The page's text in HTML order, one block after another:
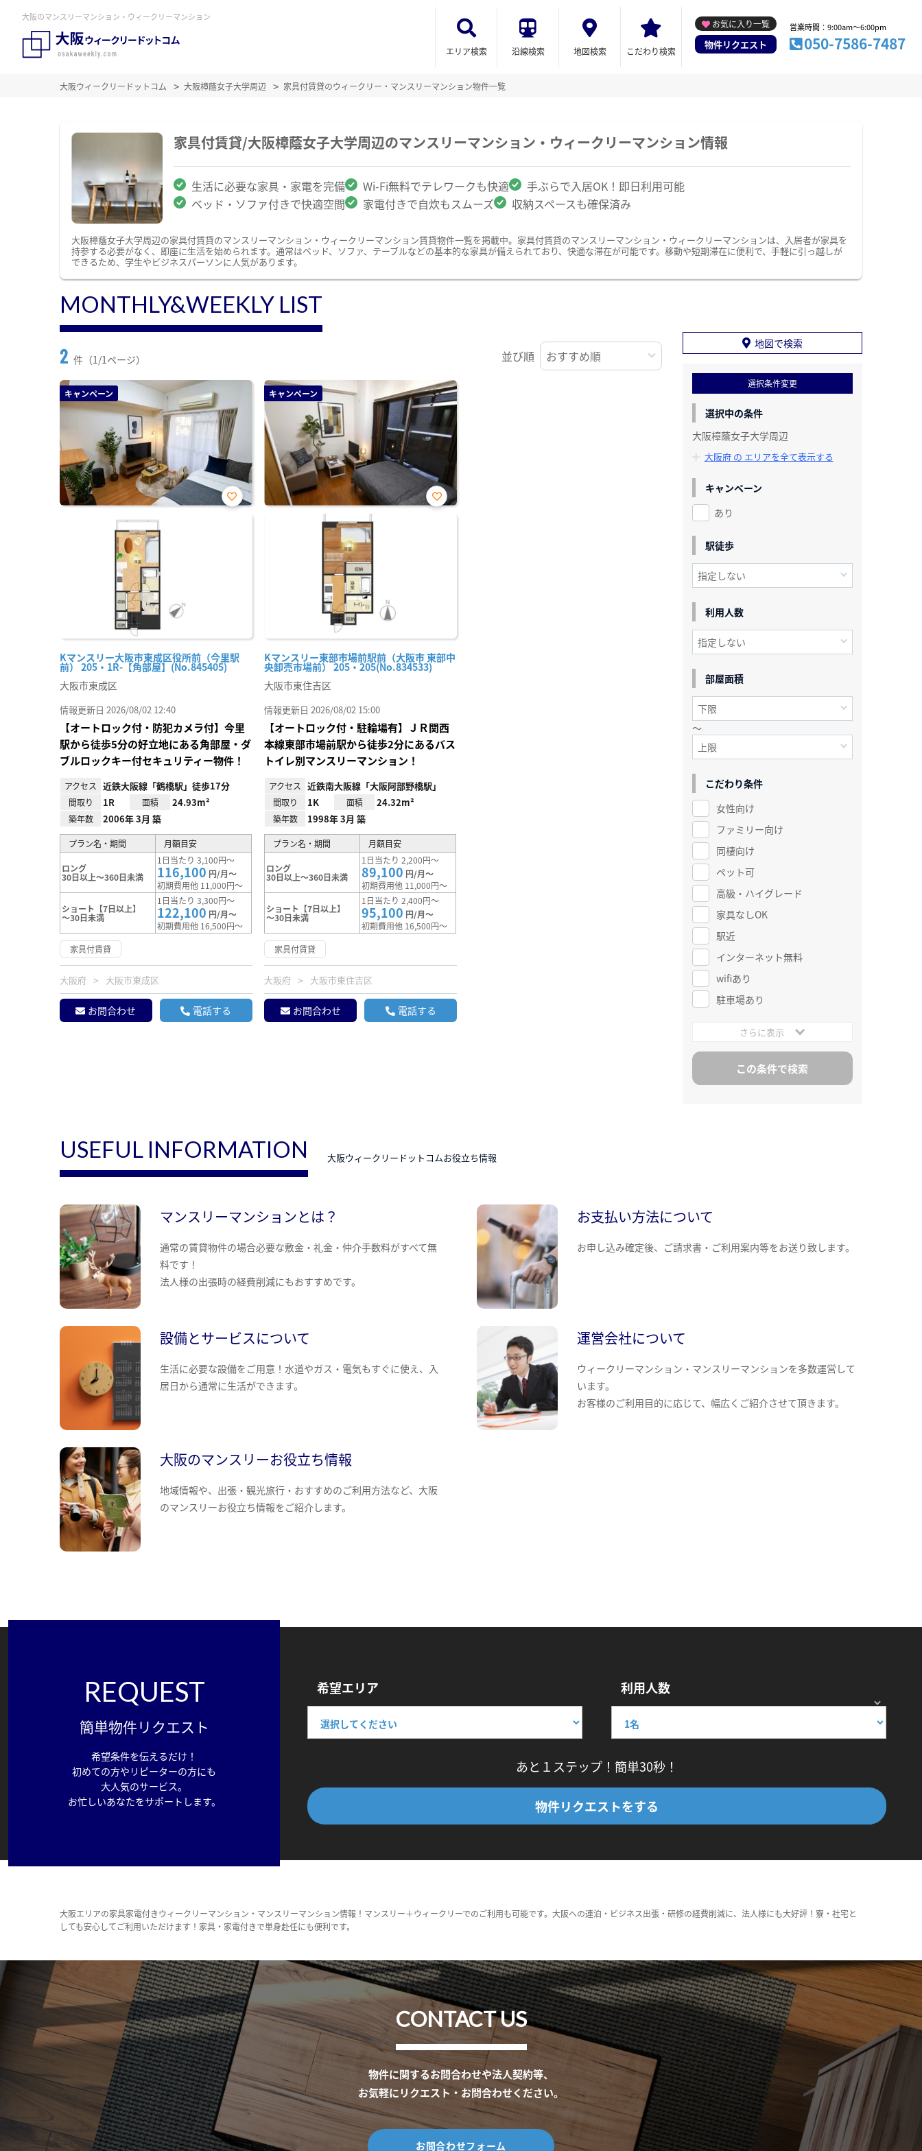
大阪のマンスリーマンション・ウィークリーマンション
エリア検索 沿線検索 地図検索 こだわり検索
お気に入り一覧
物件リクエスト
営業時間：9:00am～6:00pm
050-7586-7487
大阪ウィークリードットコム 大阪樟蔭女子大学周辺 家具付賃貸のウィークリー・マンスリーマンション物件一覧
家具付賃貸/大阪樟蔭女子大学周辺のマンスリーマンション・ウィークリーマンション情報
生活に必要な家具・家電を完備 Wi-Fi無料でテレワークも快適
手ぶらで入居OK！即日利用可能
ベッド・ソファ付きで快適空間
家電付きで自炊もスムーズ 収納スペースも確保済み
大阪樟蔭女子大学周辺の家具付賃貸のマンスリーマンション・ウィークリーマンション賃貸物件一覧を掲載中。家具付賃貸のマンスリーマンション・ウィークリーマンションは、入居者が家具を
持参する必要がなく、即座に生活を始められます。通常はベッド、ソファ、テーブルなどの基本的な家具が備えられており、快適な滞在が可能です。移動や短期滞在に便利で、手軽に引っ越しが
できるため、学生やビジネスパーソンに人気があります。
MONTHLY&WEEKLY LIST
2 件（1/1ページ） 並び順
キャンペーン
Kマンスリー大阪市東成区役所前（今里駅
前） 205・1R-【角部屋】(No.845405)
お気
大阪市東成区
情報更新日 2026/08/02 12:40
【オートロック付・防犯カメラ付】今里
駅から徒歩5分の好立地にある角部屋・ダ
ブルロックキー付セキュリティー物件！
アクセス 近鉄大阪線「鶴橋駅」徒歩17分
間取り 1R 面積 24.93m²
築年数 2006年 3月 築
プラン名・期間 月額目安
ロング
30日以上～360日未満
1日当たり 3,100円～
116,100 円/月～
初期費用他 11,000円～
ショート【7日以上】
～30日未満
1日当たり 3,300円～
122,100 円/月～
初期費用他 16,500円～
家具付賃貸
大阪府 大阪市東成区
お問合わせ 電話する
キャンペーン
Kマンスリー東部市場前駅前（大阪市 東部中
央卸売市場前） 205・205(No.834533)
お気
大阪市東住吉区
情報更新日 2026/08/02 15:00
【オートロック付・駐輪場有】ＪＲ関西
本線東部市場前駅から徒歩2分にあるバス
トイレ別マンスリーマンション！
アクセス 近鉄南大阪線「大阪阿部野橋駅」
間取り 1K 面積 24.32m²
築年数 1998年 3月 築
プラン名・期間 月額目安
ロング
30日以上～360日未満
1日当たり 2,200円～
89,100 円/月～
初期費用他 11,000円～
ショート【7日以上】
～30日未満
1日当たり 2,400円～
95,100 円/月～
初期費用他 16,500円～
家具付賃貸
大阪府 大阪市東住吉区
お問合わせ 電話する
地図で検索
選択条件変更
選択中の条件
大阪樟蔭女子大学周辺
大阪府 の エリアを全て表示する
キャンペーン
あり
駅徒歩
利用人数
部屋面積
～
こだわり条件
女性向け
ファミリー向け
同棲向け
ペット可
高級・ハイグレード
家具なしOK
駅近
インターネット無料
wifiあり
駐車場あり
さらに表示
USEFUL INFORMATION 大阪ウィークリードットコムお役立ち情報
マンスリーマンションとは？
通常の賃貸物件の場合必要な敷金・礼金・仲介手数料がすべて無
料です！
法人様の出張時の経費削減にもおすすめです。
お支払い方法について
お申し込み確定後、ご請求書・ご利用案内等をお送り致します。
設備とサービスについて
生活に必要な設備をご用意！水道やガス・電気もすぐに使え、入
居日から通常に生活ができます。
運営会社について
ウィークリーマンション・マンスリーマンションを多数運営して
います。
お客様のご利用目的に応じて、幅広くご紹介させて頂きます。
大阪のマンスリーお役立ち情報
地域情報や、出張・観光旅行・おすすめのご利用方法など、大阪
のマンスリーお役立ち情報をご紹介します。
REQUEST
簡単物件リクエスト
希望条件を伝えるだけ！
初めての方やリピーターの方にも
大人気のサービス。
お忙しいあなたをサポートします。
希望エリア 利用人数
あと１ステップ！簡単30秒！
物件リクエストをする
大阪エリアの家具家電付きウィークリーマンション・マンスリーマンション情報！マンスリー＋ウィークリーでのご利用も可能です。大阪への連泊・ビジネス出張・研修の経費削減に、法人様にも大好評！寮・社宅と
しても安心してご利用いただけます！家具・家電付きで単身赴任にも便利です。
CONTACT US
物件に関するお問合わせや法人契約等、
お気軽にリクエスト・お問合わせください。
お問合わせフォーム